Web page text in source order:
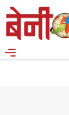
Skip
to
content